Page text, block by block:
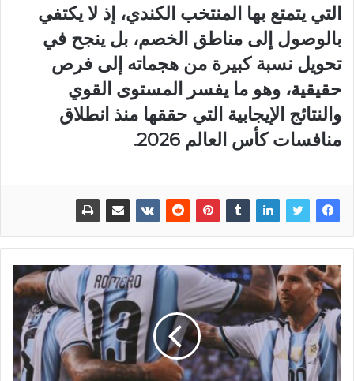
التي يتمتع بها المنتخب الكندي، إذ لا يكتفي
بالوصول إلى مناطق الخصم، بل ينجح في
تحويل نسبة كبيرة من هجماته إلى فرص
حقيقية، وهو ما يفسر المستوى القوي
والنتائج الإيجابية التي حققها منذ انطلاق
منافسات كأس العالم 2026.